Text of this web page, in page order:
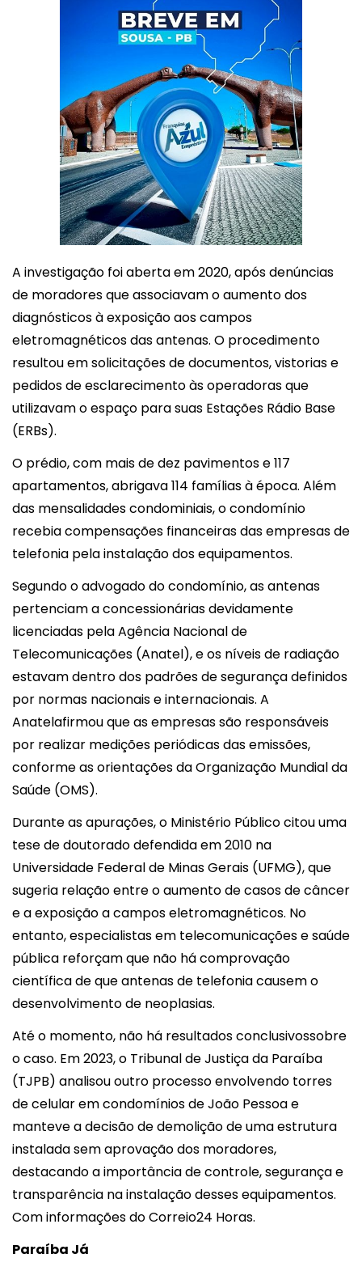
A investigação foi aberta em 2020, após denúncias
de moradores que associavam o aumento dos
diagnósticos à exposição aos campos
eletromagnéticos das antenas. O procedimento
resultou em solicitações de documentos, vistorias e
pedidos de esclarecimento às operadoras que
utilizavam o espaço para suas Estações Rádio Base
(ERBs).
O prédio, com mais de dez pavimentos e 117
apartamentos, abrigava 114 famílias à época. Além
das mensalidades condominiais, o condomínio
recebia compensações financeiras das empresas de
telefonia pela instalação dos equipamentos.
Segundo o advogado do condomínio, as antenas
pertenciam a concessionárias devidamente
licenciadas pela Agência Nacional de
Telecomunicações (Anatel), e os níveis de radiação
estavam dentro dos padrões de segurança definidos
por normas nacionais e internacionais. A
Anatelafirmou que as empresas são responsáveis
por realizar medições periódicas das emissões,
conforme as orientações da Organização Mundial da
Saúde (OMS).
Durante as apurações, o Ministério Público citou uma
tese de doutorado defendida em 2010 na
Universidade Federal de Minas Gerais (UFMG), que
sugeria relação entre o aumento de casos de câncer
e a exposição a campos eletromagnéticos. No
entanto, especialistas em telecomunicações e saúde
pública reforçam que não há comprovação
científica de que antenas de telefonia causem o
desenvolvimento de neoplasias.
Até o momento, não há resultados conclusivossobre
o caso. Em 2023, o Tribunal de Justiça da Paraíba
(TJPB) analisou outro processo envolvendo torres
de celular em condomínios de João Pessoa e
manteve a decisão de demolição de uma estrutura
instalada sem aprovação dos moradores,
destacando a importância de controle, segurança e
transparência na instalação desses equipamentos.
Com informações do Correio24 Horas.
Paraíba Já